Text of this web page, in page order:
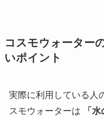
コスモウォーター
いポイント
実際に利用している人
スモウォーターは
「